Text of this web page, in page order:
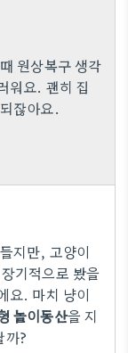
원상복구 생각
워요. 괜히 집
잖아요.
지만, 고양이
기적으로 봤을
요. 마치 냥이
놀이동산을 지
까?